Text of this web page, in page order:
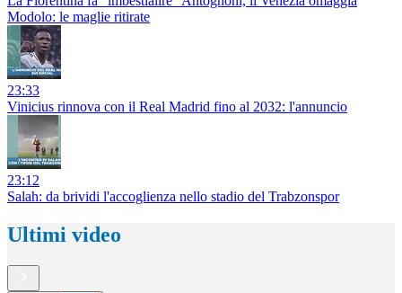
Modolo: le maglie ritirate
23:33
Vinicius rinnova con il Real Madrid fino al 2032: l'annuncio
23:12
Salah: da brividi l'accoglienza nello stadio del Trabzonspor
Ultimi video